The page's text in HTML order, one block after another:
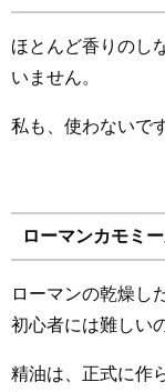
ほとんど香りのし
いません。
私も、使わないで
ローマンカモミ
ローマンの乾燥し
初心者には難しい
精油は、正式に作